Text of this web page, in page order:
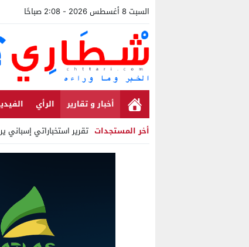
السبت 8 أغسطس 2026 - 2:08 صباحًا
أخبار و تقارير الرأي
أخر المستجدات تقرير استخباراتي إسباني يرصد
Stop